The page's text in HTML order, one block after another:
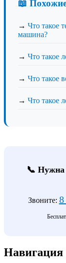
📖
→ Что такое
машина?
→ Что такое
→ Что такое
→ Что такое
📞 Нужна
Звоните: 8
Навигация